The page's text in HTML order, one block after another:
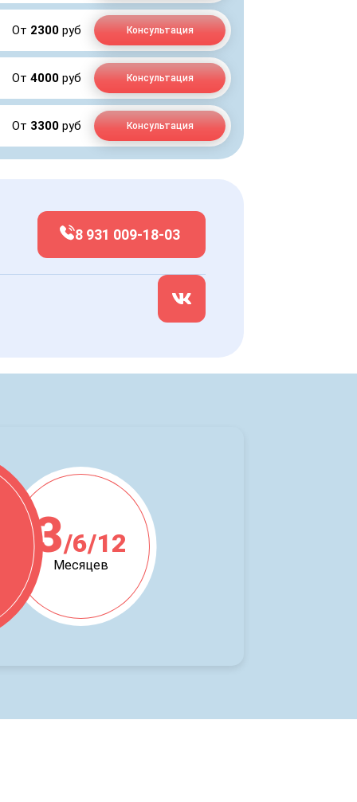
От 2300 руб Консультация
От 4000 руб Консультация
От 3300 руб Консультация
8 931 009-18-03
3/6/12
Месяцев